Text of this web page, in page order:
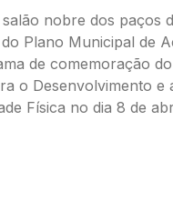
nobre dos paços
Plano Municipal de
de comemoração
o Desenvolvimento e
Física no dia 8 de